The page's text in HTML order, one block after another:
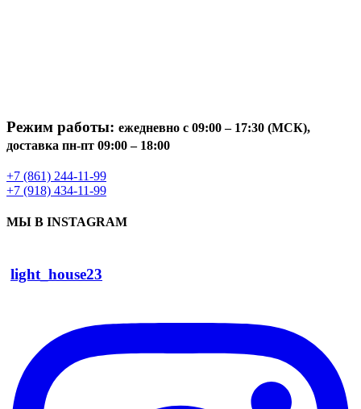
Режим работы: ежедневно с 09:00 – 17:30 (МСК),
доставка пн-пт 09:00 – 18:00
+7 (861) 244-11-99
+7 (918) 434-11-99
МЫ В INSTAGRAM
light_house23